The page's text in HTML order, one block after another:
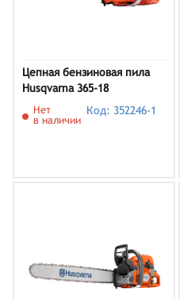
Цепная бензиновая пила
Husqvarna 365-18
Нет
в наличии
Код: 352246-1